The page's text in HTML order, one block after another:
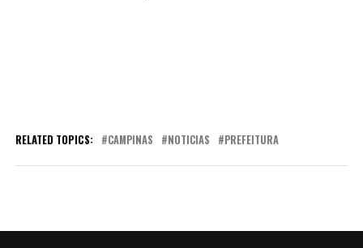
RELATED TOPICS: CAMPINAS NOTICIAS PREFEITURA